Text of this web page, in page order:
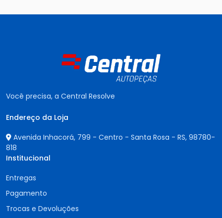
Você precisa, a Central Resolve
Endereço da Loja
Avenida Inhacorá, 799 - Centro - Santa Rosa - RS, 98780-
818
Institucional
Entregas
Pagamento
Trocas e Devoluções